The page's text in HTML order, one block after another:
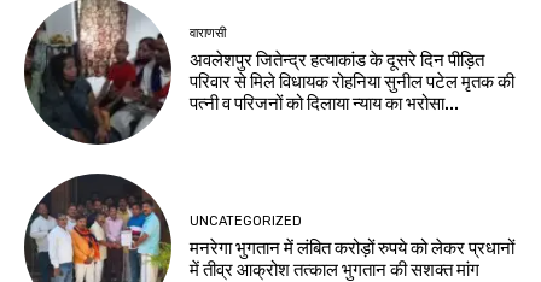
वाराणसी
अवलेशपुर जितेन्द्र हत्याकांड के दूसरे दिन पीड़ित
परिवार से मिले विधायक रोहनिया सुनील पटेल मृतक की
पत्नी व परिजनों को दिलाया न्याय का भरोसा...
UNCATEGORIZED
मनरेगा भुगतान में लंबित करोड़ों रुपये को लेकर प्रधानों
में तीव्र आक्रोश तत्काल भुगतान की सशक्त मांग